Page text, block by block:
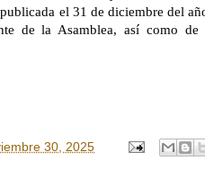
el 31 de diciembre del
de la Asamblea, así como de
30, 2025